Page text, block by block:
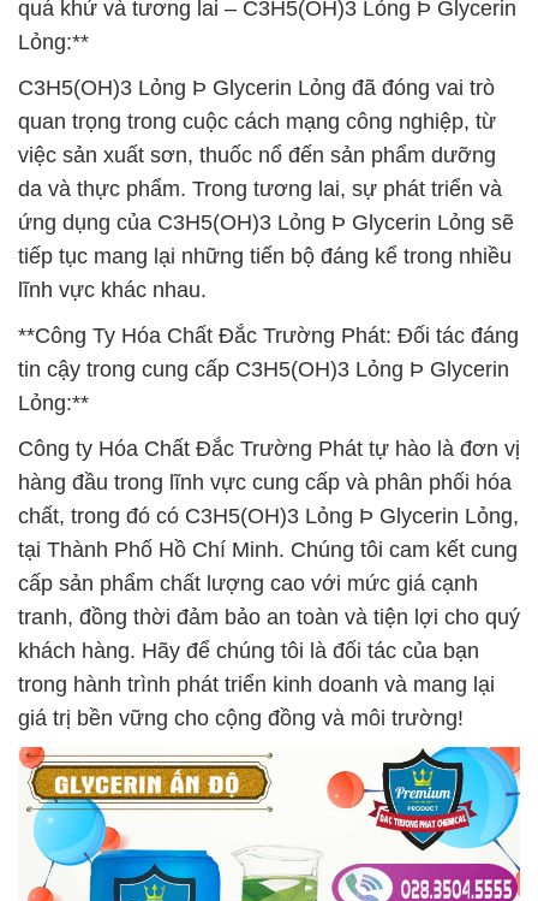
quá khứ và tương lai – C3H5(OH)3 Lỏng Þ Glycerin
Lỏng:**
C3H5(OH)3 Lỏng Þ Glycerin Lỏng đã đóng vai trò
quan trọng trong cuộc cách mạng công nghiệp, từ
việc sản xuất sơn, thuốc nổ đến sản phẩm dưỡng
da và thực phẩm. Trong tương lai, sự phát triển và
ứng dụng của C3H5(OH)3 Lỏng Þ Glycerin Lỏng sẽ
tiếp tục mang lại những tiến bộ đáng kể trong nhiều
lĩnh vực khác nhau.
**Công Ty Hóa Chất Đắc Trường Phát: Đối tác đáng
tin cậy trong cung cấp C3H5(OH)3 Lỏng Þ Glycerin
Lỏng:**
Công ty Hóa Chất Đắc Trường Phát tự hào là đơn vị
hàng đầu trong lĩnh vực cung cấp và phân phối hóa
chất, trong đó có C3H5(OH)3 Lỏng Þ Glycerin Lỏng,
tại Thành Phố Hồ Chí Minh. Chúng tôi cam kết cung
cấp sản phẩm chất lượng cao với mức giá cạnh
tranh, đồng thời đảm bảo an toàn và tiện lợi cho quý
khách hàng. Hãy để chúng tôi là đối tác của bạn
trong hành trình phát triển kinh doanh và mang lại
giá trị bền vững cho cộng đồng và môi trường!